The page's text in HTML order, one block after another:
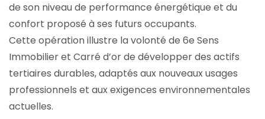
de son niveau de performance énergétique et du
confort proposé à ses futurs occupants.
Cette opération illustre la volonté de 6e Sens
Immobilier et Carré d’or de développer des actifs
tertiaires durables, adaptés aux nouveaux usages
professionnels et aux exigences environnementales
actuelles.